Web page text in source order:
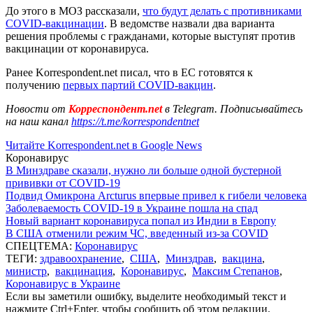
До этого в МОЗ рассказали, что будут делать с противниками
COVID-вакцинации. В ведомстве назвали два варианта
решения проблемы с гражданами, которые выступят против
вакцинации от коронавируса.
Ранее Korrespondent.net писал, что в ЕС готовятся к
получению первых партий COVID-вакцин.
Новости от Корреспондент.netв Telegram. Подписывайтесь
на наш канал https://t.me/korrespondentnet
Читайте Korrespondent.net в Google News
Коронавирус
В Минздраве сказали, нужно ли больше одной бустерной
прививки от COVID-19
Подвид Омикрона Arcturus впервые привел к гибели человека
Заболеваемость COVID-19 в Украине пошла на спад
Новый вариант коронавируса попал из Индии в Европу
В США отменили режим ЧС, введенный из-за COVID
СПЕЦТЕМА: Коронавирус
ТЕГИ: здравоохранение, США, Минздрав, вакцина,
министр, вакцинация, Коронавирус, Максим Степанов,
Коронавирус в Украине
Если вы заметили ошибку, выделите необходимый текст и
нажмите Ctrl+Enter, чтобы сообщить об этом редакции.